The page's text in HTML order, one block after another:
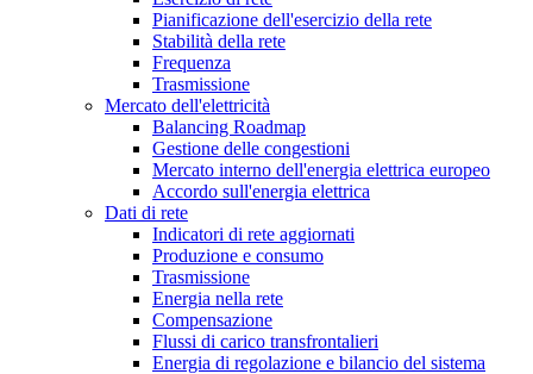
Pianificazione dell'esercizio della rete
Stabilità della rete
Frequenza
Trasmissione
Mercato dell'elettricità
Balancing Roadmap
Gestione delle congestioni
Mercato interno dell'energia elettrica europeo
Accordo sull'energia elettrica
Dati di rete
Indicatori di rete aggiornati
Produzione e consumo
Trasmissione
Energia nella rete
Compensazione
Flussi di carico transfrontalieri
Energia di regolazione e bilancio del sistema